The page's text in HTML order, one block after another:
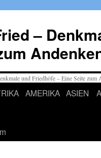
–
AMERIKA ASIEN